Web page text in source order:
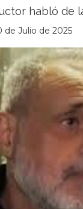
habló de
de Julio de 2025